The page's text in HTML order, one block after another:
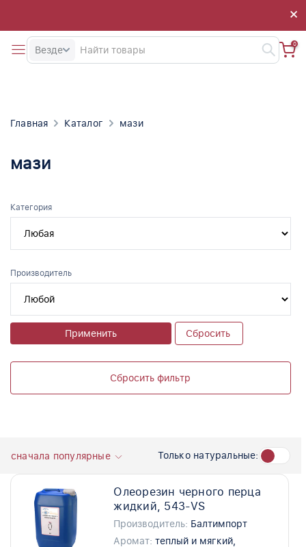
×
×
Везде
0
Главная Каталог мази
мази
Категория
Производитель
Применить Сбросить
Сбросить фильтр
сначала популярные Только натуральные:
Олеорезин черного перца
жидкий, 543-VS
Производитель: Балтимпорт
Аромат: теплый и мягкий,